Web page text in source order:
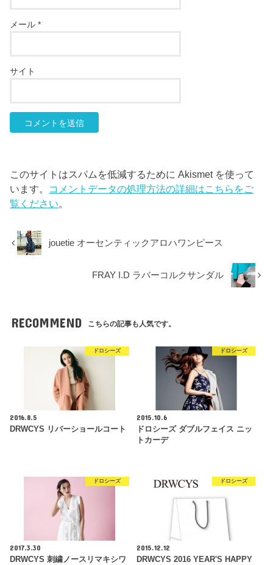
メール*
サイト
このサイトはスパムを低減するために Akismet を使って
います。 コメントデータの処理方法の詳細はこちらをご
覧ください
jouetie オーセンティックアロハワンピース
FRAY I.D ラバーコルクサンダル
RECOMMEND こちらの記事も人気です。
ドロシーズ
2016.8.5
DRWCYS リバーショールコート
ドロシーズ
2015.10.6
ドロシーズ ダブルフェイス ニッ
トカーデ
ドロシーズ
2017.3.30
DRWCYS 刺繍ノースリマキシワ
ドロシーズ
2015.12.12
DRWCYS 2016 YEAR'S HAPPY